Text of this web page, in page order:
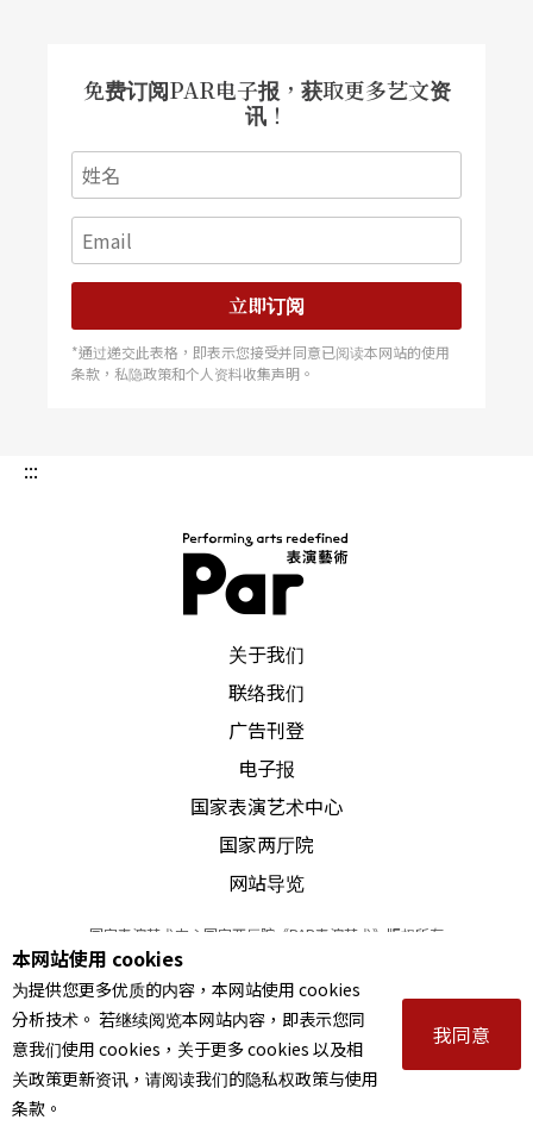
活动一九五九年起每年的五月份盛大举行，每年有
大量新作品、新人涌现。文革中停了十年，之后恢
复，改为二年一次。各个参与单位都伤透脑筋，所
以越来越没有光彩了，不知何时再能大步前进？
上海民族乐团一九九二年十月的四十年团庆演出活
动，只有闵惠芬、龚一、孔庆宝（笛子）撑局面。
虽然瞿春泉、马圣龙的指挥水平一流，但不齐整的
了陆先生和李民雄的吹打丝弦五重奏外，别无特色
节目，据说也有他们的难言苦衷。近些年来教育经
费奇缺，每年毕业的学生几乎有一半分不出去。招
生的名额年减，应考学生更水准日下，学校和教师
虽想了各种办法，但最后总以无奈吿终。
目前在大陆国乐界最赚钱的是一批著名的国乐演奏
家，他们每年在国外的演出和香港来学者的学费收
入，几乎有四、五千美元以上。相等于十个正教授
的收入。另一收入就是录音、录电视剧、电影，新
兴的就是到各大饭店伴宴、伴舞，收入也可观。
到北京，发现变化很大，高楼多了，衣著多了，吃
的多了，钱也多了，但人心的纯度少了，正统的国
乐几乎见不到了。据说每年上海要把百分之九十的
利润上缴北京，全国各省市都大同小异，无怪乎北
免费订阅PAR电子报，获取更多艺文资
讯！
立即订阅
*通过递交此表格，即表示您接受并同意已阅读本网站的使用
条款，私隐政策和个人资料收集声明。
:::
关于我们
联络我们
广告刊登
电子报
国家表演艺术中心
国家两厅院
网站导览
国家表演艺术中心国家两厅院《PAR表演艺术》版权所有
© 2022Performing arts redefined. All Rights Reserved
统一编号 Tax Id number 00973926
本站所提供相关演出资讯，如有异动应以主办单位公告为准。
服务条款｜隐私权声明｜著作权声明
本网站使用 cookies
为提供您更多优质的内容，本网站使用 cookies
分析技术。 若继续阅览本网站内容，即表示您同
意我们使用 cookies，关于更多 cookies 以及相
关政策更新资讯，请阅读我们的隐私权政策与使用
条款。
我同意